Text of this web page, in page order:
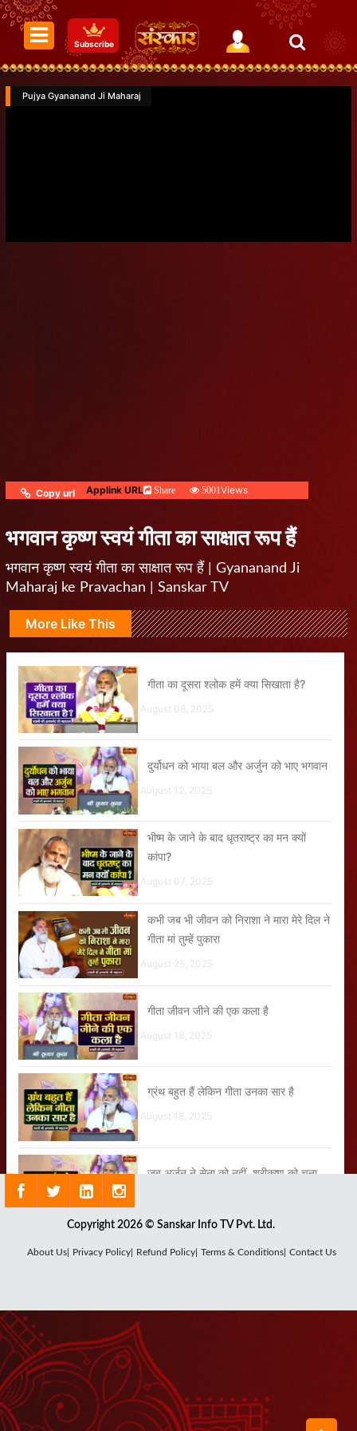
Subscribe
Pujya Gyananand Ji Maharaj
Copy url Applink URL Share 5001 Views
भगवान कृष्ण स्वयं गीता का साक्षात रूप हैं
भगवान कृष्ण स्वयं गीता का साक्षात रूप हैं | Gyananand Ji
Maharaj ke Pravachan | Sanskar TV
More Like This
गीता का दूसरा श्लोक हमें क्या सिखाता है?
August 08, 2025
दुर्योधन को भाया बल और अर्जुन को भाए भगवान
August 12, 2025
भीष्म के जाने के बाद धृतराष्ट्र का मन क्यों
कांपा?
August 07, 2025
कभी जब भी जीवन को निराशा ने मारा मेरे दिल ने
गीता मां तुम्हें पुकारा
August 25, 2025
गीता जीवन जीने की एक कला है
August 18, 2025
ग्रंथ बहुत हैं लेकिन गीता उनका सार है
August 18, 2025
जब अर्जुन ने सेना को नहीं, श्रीकृष्ण को चुना
August 19, 2025
भगवान के दो मुख्य अवतार कौन-से हैं?
Copyright 2026 © Sanskar Info TV Pvt. Ltd.
About Us| Privacy Policy| Refund Policy| Terms & Conditions| Contact Us